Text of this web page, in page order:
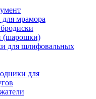
мрамора
(шарошки)
для шлифовальных
для